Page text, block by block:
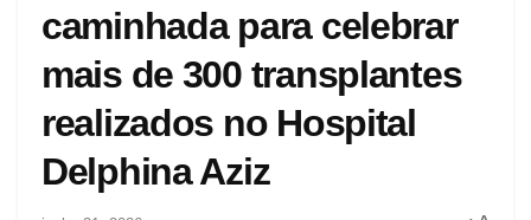
caminhada para celebrar
mais de 300 transplantes
realizados no Hospital
Delphina Aziz